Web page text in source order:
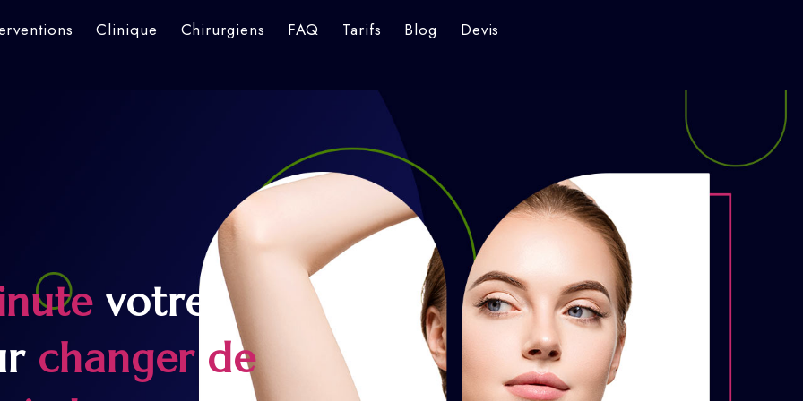
Clinique Chirurgiens FAQ Tarifs Blog Devis
votre
changer de